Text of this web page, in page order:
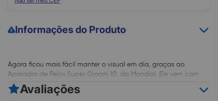
Informações do Produto
Agora ficou mais fácil manter o visual em dia, graças ao
Aparador de Pelos Super Groom 10, da Mondial. Ele vem com
diversos itens auxiliares para que você possa aparar até os
pelos mais difíceis de forma simples e prática, evitando
Avaliações